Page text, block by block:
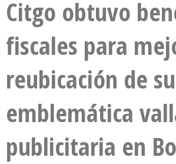
Citgo obtuvo
fiscales para
reubicación de su
emblemática
publicitaria en